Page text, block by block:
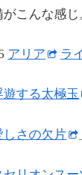
こんな感じ
アリア ラ
遊する太極玉
しさの欠片